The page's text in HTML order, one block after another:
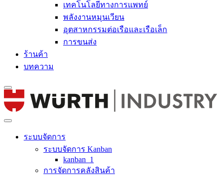
เทคโนโลยีทางการแพทย์
พลังงานหมุนเวียน
อุตสาหกรรมต่อเรือและเรือเล็ก
การขนส่ง
ร้านค้า
บทความ
ระบบจัดการ
ระบบจัดการ Kanban
kanban_1
การจัดการคลังสินค้า